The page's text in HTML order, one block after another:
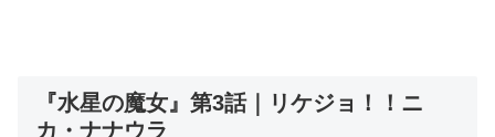
『水星の魔女』第3話｜リケジョ！！ニ
カ・ナナウラ